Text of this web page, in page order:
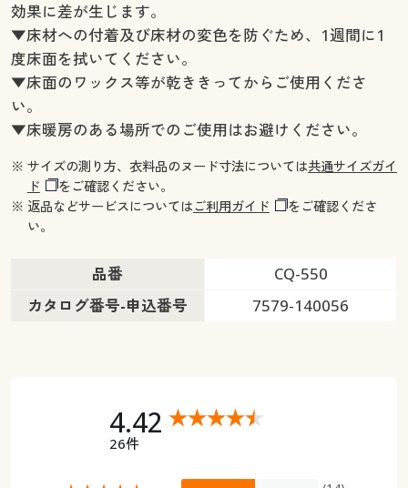
効果に差が生じます。
▼床材への付着及び床材の変色を防ぐため、1週間に1
度床面を拭いてください。
▼床面のワックス等が乾ききってからご使用くださ
い。
▼床暖房のある場所でのご使用はお避けください。
※ サイズの測り方、衣料品のヌード寸法については共通サイズガイ
ド
をご確認ください。
※ 返品などサービスについてはご利用ガイド
をご確認くださ
い。
品番
CQ-550
カタログ番号-申込番号
7579-140056
4.42
26件